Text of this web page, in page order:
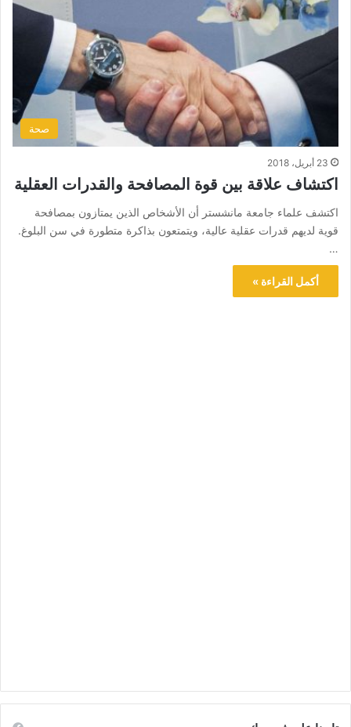
صحة
23 أبريل، 2018
اكتشاف علاقة بين قوة المصافحة والقدرات العقلية
اكتشف علماء جامعة مانشستر أن الأشخاص الذين يمتازون بمصافحة
قوية لديهم قدرات عقلية عالية، ويتمتعون بذاكرة متطورة في سن البلوغ.
…
أكمل القراءة »